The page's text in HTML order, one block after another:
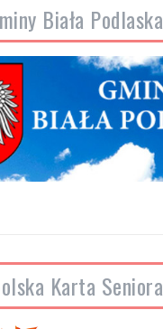
Biała Podlaska
Karta Seniora